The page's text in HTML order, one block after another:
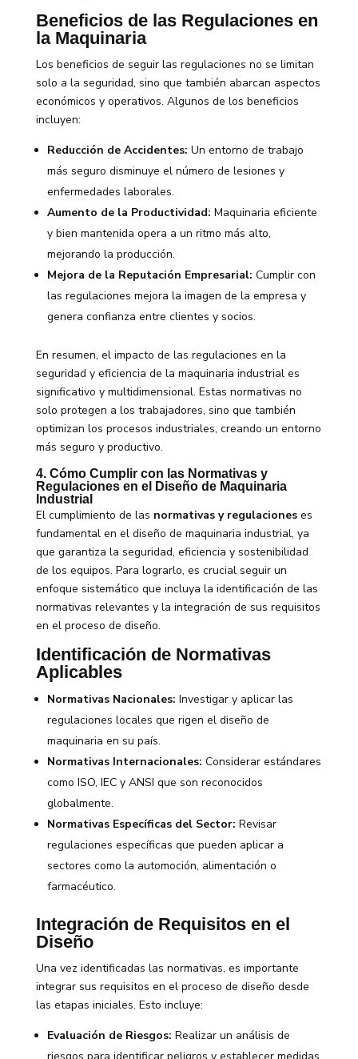
Beneficios de las Regulaciones en
la Maquinaria
Los beneficios de seguir las regulaciones no se limitan
solo a la seguridad, sino que también abarcan aspectos
económicos y operativos. Algunos de los beneficios
incluyen:
Reducción de Accidentes: Un entorno de trabajo
más seguro disminuye el número de lesiones y
enfermedades laborales.
Aumento de la Productividad: Maquinaria eficiente
y bien mantenida opera a un ritmo más alto,
mejorando la producción.
Mejora de la Reputación Empresarial: Cumplir con
las regulaciones mejora la imagen de la empresa y
genera confianza entre clientes y socios.
En resumen, el impacto de las regulaciones en la
seguridad y eficiencia de la maquinaria industrial es
significativo y multidimensional. Estas normativas no
solo protegen a los trabajadores, sino que también
optimizan los procesos industriales, creando un entorno
más seguro y productivo.
4. Cómo Cumplir con las Normativas y
Regulaciones en el Diseño de Maquinaria
Industrial
El cumplimiento de las normativas y regulacioneses
fundamental en el diseño de maquinaria industrial, ya
que garantiza la seguridad, eficiencia y sostenibilidad
de los equipos. Para lograrlo, es crucial seguir un
enfoque sistemático que incluya la identificación de las
normativas relevantes y la integración de sus requisitos
en el proceso de diseño.
Identificación de Normativas
Aplicables
Normativas Nacionales: Investigar y aplicar las
regulaciones locales que rigen el diseño de
maquinaria en su país.
Normativas Internacionales: Considerar estándares
como ISO, IEC y ANSI que son reconocidos
globalmente.
Normativas Específicas del Sector: Revisar
regulaciones específicas que pueden aplicar a
sectores como la automoción, alimentación o
farmacéutico.
Integración de Requisitos en el
Diseño
Una vez identificadas las normativas, es importante
integrar sus requisitos en el proceso de diseño desde
las etapas iniciales. Esto incluye:
Evaluación de Riesgos: Realizar un análisis de